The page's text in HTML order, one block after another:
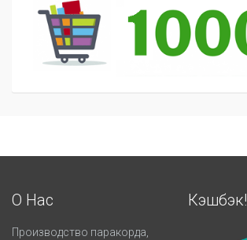
О Нас
Производство паракорда,
Кэшбэк!